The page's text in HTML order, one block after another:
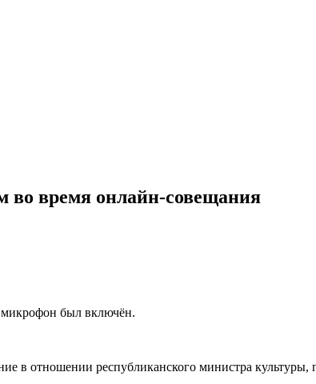
время онлайн-совещания
микрофон был включён.
в отношении республиканского министра